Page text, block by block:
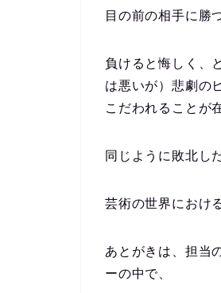
目の前の相手に勝
負けると悔しく、
は悪いが）悲劇の
こだわれることが
同じように敗北し
芸術の世界におけ
あとがきは、担当
ーの中で、